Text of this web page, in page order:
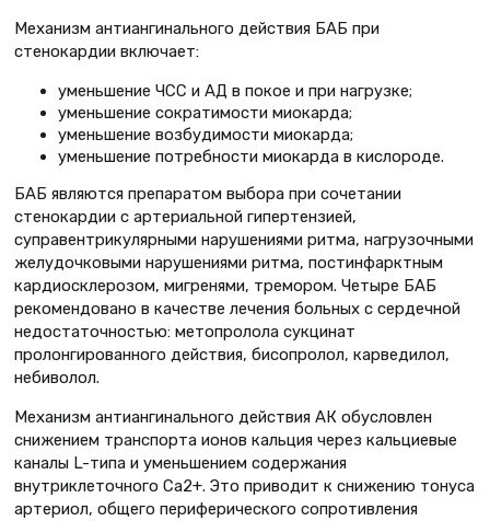
Механизм антиангинального действия БАБ при
стенокардии включает:
уменьшение ЧСС и АД в покое и при нагрузке;
уменьшение сократимости миокарда;
уменьшение возбудимости миокарда;
уменьшение потребности миокарда в кислороде.
БАБ являются препаратом выбора при сочетании
стенокардии с артериальной гипертензией,
суправентрикулярными нарушениями ритма, нагрузочными
желудочковыми нарушениями ритма, постинфарктным
кардиосклерозом, мигренями, тремором. Четыре БАБ
рекомендовано в качестве лечения больных с сердечной
недостаточностью: метопролола сукцинат
пролонгированного действия, бисопролол, карведилол,
небиволол.
Механизм антиангинального действия АК обусловлен
снижением транспорта ионов кальция через кальциевые
каналы L-типа и уменьшением содержания
внутриклеточного Са2+. Это приводит к снижению тонуса
артериол, общего периферического сопротивления